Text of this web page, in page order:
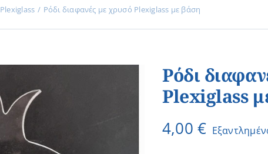
Plexiglass Ρόδι διαφανές με χρυσό Plexiglass με βάση
Ρόδι
Plexiglass
4,00€